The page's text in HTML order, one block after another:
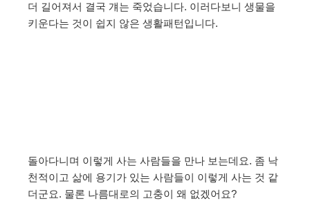
더 길어져서 결국 걔는 죽었습니다. 이러다보니 생물을
키운다는 것이 쉽지 않은 생활패턴입니다.
돌아다니며 이렇게 사는 사람들을 만나 보는데요. 좀 낙
천적이고 삶에 용기가 있는 사람들이 이렇게 사는 것 같
더군요. 물론 나름대로의 고충이 왜 없겠어요?